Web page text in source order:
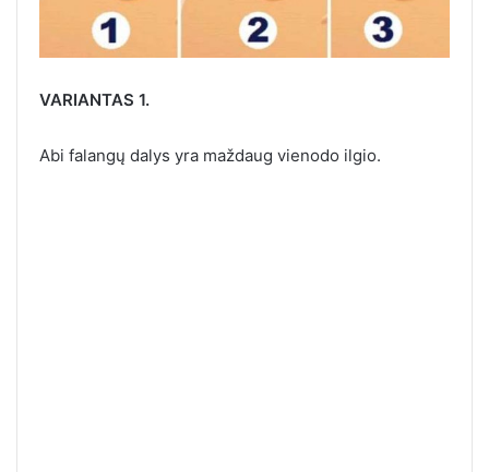
VARIANTAS 1.
Abi falangų dalys yra maždaug vienodo ilgio.